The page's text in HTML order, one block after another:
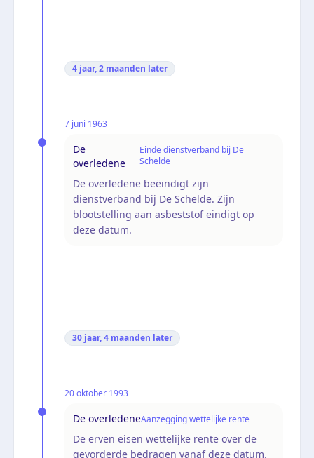
4 jaar, 2 maanden later
7 juni 1963
De
overledene
Einde dienstverband bij De
Schelde
De overledene beëindigt zijn
dienstverband bij De Schelde. Zijn
blootstelling aan asbeststof eindigt op
deze datum.
30 jaar, 4 maanden later
20 oktober 1993
De overledeneAanzegging wettelijke rente
De erven eisen wettelijke rente over de
gevorderde bedragen vanaf deze datum.